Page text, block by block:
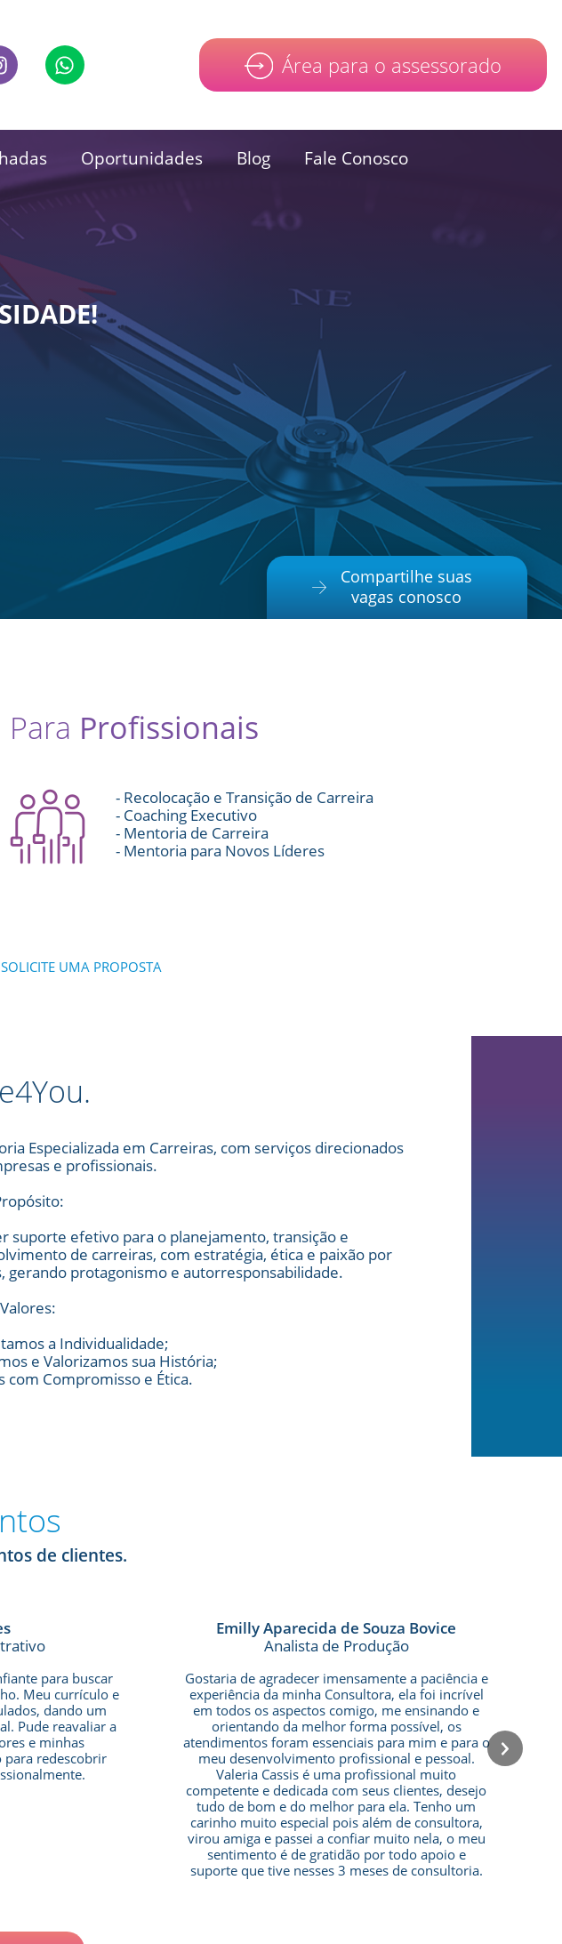
Área para o assessorado
Oportunidades Blog Fale Conosco
Compartilhe suas
vagas conosco
Para Profissionais
- Recolocação e Transição de Carreira
- Coaching Executivo
- Mentoria de Carreira
- Mentoria para Novos Líderes
UMA PROPOSTA
Especializada em Carreiras, com serviços direcionados
e profissionais.
suporte efetivo para o planejamento, transição e
de carreiras, com estratégia, ética e paixão por
gerando protagonismo e autorresponsabilidade.
a Individualidade;
e Valorizamos sua História;
com Compromisso e Ética.
de clientes.
para buscar
Meu currículo e
dando um
Pude reavaliar a
e minhas
para redescobrir
Emilly Aparecida de Souza Bovice
Analista de Produção
Gostaria de agradecer imensamente a paciência e
experiência da minha Consultora, ela foi incrível
em todos os aspectos comigo, me ensinando e
orientando da melhor forma possível, os
atendimentos foram essenciais para mim e para o
meu desenvolvimento profissional e pessoal.
Valeria Cassis é uma profissional muito
competente e dedicada com seus clientes, desejo
tudo de bom e do melhor para ela. Tenho um
carinho muito especial pois além de consultora,
virou amiga e passei a confiar muito nela, o meu
sentimento é de gratidão por todo apoio e
suporte que tive nesses 3 meses de consultoria.